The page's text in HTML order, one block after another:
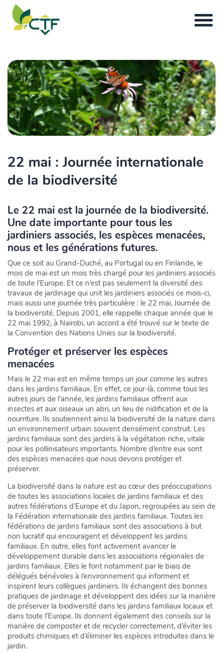
22 mai : Journée internationale
de la biodiversité
Le 22 mai est la journée de la biodiversité.
Une date importante pour tous les
jardiniers associés, les espèces menacées,
nous et les générations futures.
Que ce soit au Grand-Duché, au Portugal ou en Finlande, le
mois de mai est un mois très chargé pour les jardiniers associés
de toute l’Europe. Et ce n’est pas seulement la diversité des
travaux de jardinage qui unit les jardiniers associés ce mois-ci,
mais aussi une journée très particulière : le 22 mai, Journée de
la biodiversité. Depuis 2001, elle rappelle chaque année que le
22 mai 1992, à Nairobi, un accord a été trouvé sur le texte de
la Convention des Nations Unies sur la biodiversité.
Protéger et préserver les espèces
menacées
Mais le 22 mai est en même temps un jour comme les autres
dans les jardins familiaux. En effet, ce jour-là, comme tous les
autres jours de l’année, les jardins familiaux offrent aux
insectes et aux oiseaux un abri, un lieu de nidification et de la
nourriture. Ils soutiennent ainsi la biodiversité de la nature dans
un environnement urbain souvent densément construit. Les
jardins familiaux sont des jardins à la végétation riche, vitale
pour les pollinisateurs importants. Nombre d’entre eux sont
des espèces menacées que nous devons protéger et
préserver.
La biodiversité dans la nature est au cœur des préoccupations
de toutes les associations locales de jardins familiaux et des
autres fédérations d’Europe et du Japon, regroupées au sein de
la Fédération internationale des jardins familiaux. Toutes les
fédérations de jardins familiaux sont des associations à but
non lucratif qui encouragent et développent les jardins
familiaux. En outre, elles font activement avancer le
développement durable dans les associations régionales de
jardins familiaux. Elles le font notamment par le biais de
délégués bénévoles à l’environnement qui informent et
inspirent leurs collègues jardiniers. Ils échangent des bonnes
pratiques de jardinage et développent des idées sur la manière
de préserver la biodiversité dans les jardins familiaux locaux et
dans toute l’Europe. Ils donnent également des conseils sur la
manière de composter et de recycler correctement, d’éviter les
produits chimiques et d’éliminer les espèces introduites dans le
jardin.